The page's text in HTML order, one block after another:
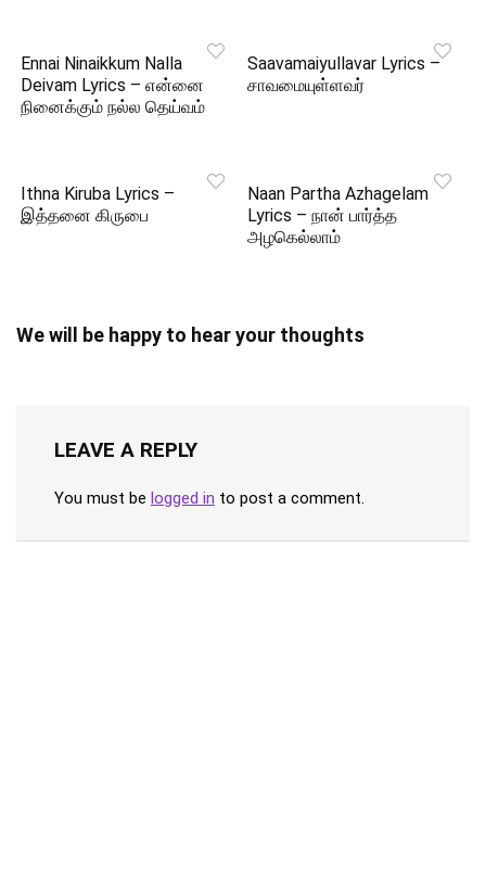
Ennai Ninaikkum Nalla
Deivam Lyrics – என்னை
நினைக்கும் நல்ல தெய்வம்
Saavamaiyullavar Lyrics –
சாவமையுள்ளவர்
Ithna Kiruba Lyrics –
இத்தனை கிருபை
Naan Partha Azhagelam
Lyrics – நான் பார்த்த
அழகெல்லாம்
We will be happy to hear your thoughts
LEAVE A REPLY
You must be logged in to post a comment.